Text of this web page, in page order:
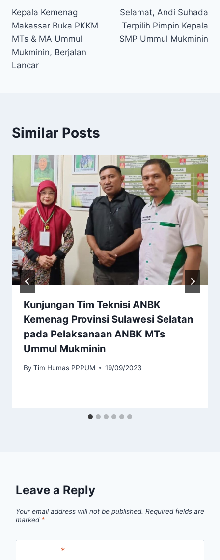
Kepala Kemenag
Makassar Buka PKKM
MTs & MA Ummul
Mukminin, Berjalan
Lancar
Selamat, Andi Suhada
Terpilih Pimpin Kepala
SMP Ummul Mukminin
Similar Posts
Kunjungan Tim Teknisi ANBK
Kemenag Provinsi Sulawesi Selatan
pada Pelaksanaan ANBK MTs
Ummul Mukminin
By Tim Humas PPPUM 19/09/2023
Leave a Reply
Your email address will not be published. Required fields are
marked *
*